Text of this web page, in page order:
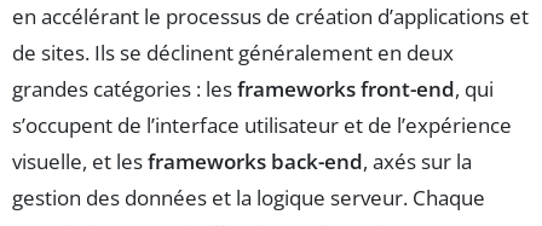
en accélérant le processus de création d’applications et
de sites. Ils se déclinent généralement en deux
grandes catégories : lesframeworks front-end, qui
s’occupent de l’interface utilisateur et de l’expérience
visuelle, et lesframeworks back-end, axés sur la
gestion des données et la logique serveur. Chaque